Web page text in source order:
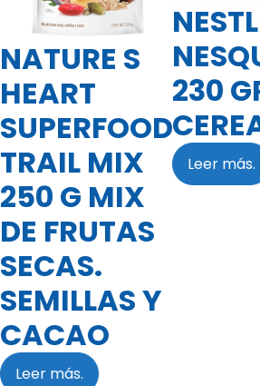
NATURE S
HEART
SUPERFOOD
TRAIL MIX
250 G MIX
DE FRUTAS
SECAS.
SEMILLAS Y
CACAO
Leer más.
230
Leer más.